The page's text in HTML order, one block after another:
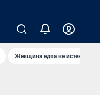
Женщина едва не истекла